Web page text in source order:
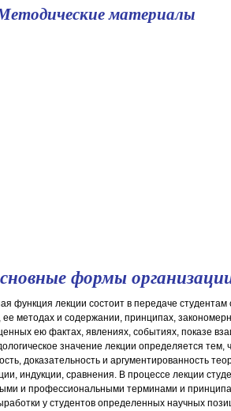
материалы
формы организации
функция лекции состоит в передаче
ее методах и содержании, принципах,
ею фактах, явлениях, событиях, показе
значение лекции определяется
доказательность и аргументированность
индукции, сравнения. В процессе лекции
и профессиональными терминами и
у студентов определенных научных